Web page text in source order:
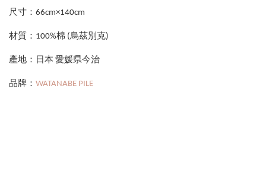
尺寸：66cm×140cm
材質：100%棉 (烏茲別克)
產地：日本 愛媛県今治
品牌： WATANABE PILE